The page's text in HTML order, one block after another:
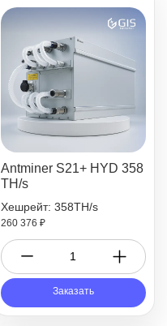
Antminer S21+ HYD 358
TH/s
Хешрейт: 358TH/s
260 376 ₽
Заказать